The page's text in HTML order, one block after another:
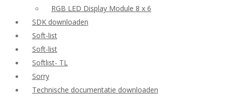
RGB LED Display Module 8 x 6
SDK downloaden
Soft-list
Soft-list
Softlist- TL
Sorry
Technische documentatie downloaden